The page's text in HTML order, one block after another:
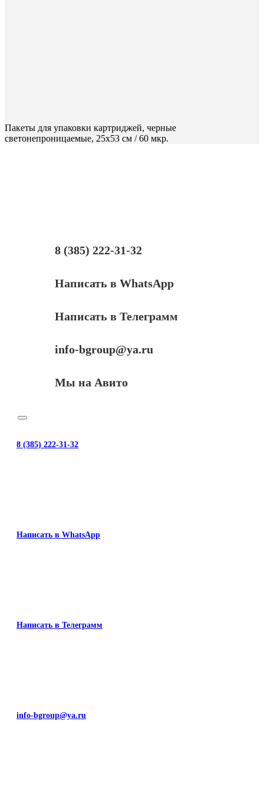
Пакеты для упаковки картриджей, черные
светонепроницаемые, 25x53 см / 60 мкр.
8 (385) 222-31-32
Написать в WhatsApp
Написать в Телеграмм
info-bgroup@ya.ru
Мы на Авито
8 (385) 222-31-32
Написать в WhatsApp
Написать в Телеграмм
info-bgroup@ya.ru